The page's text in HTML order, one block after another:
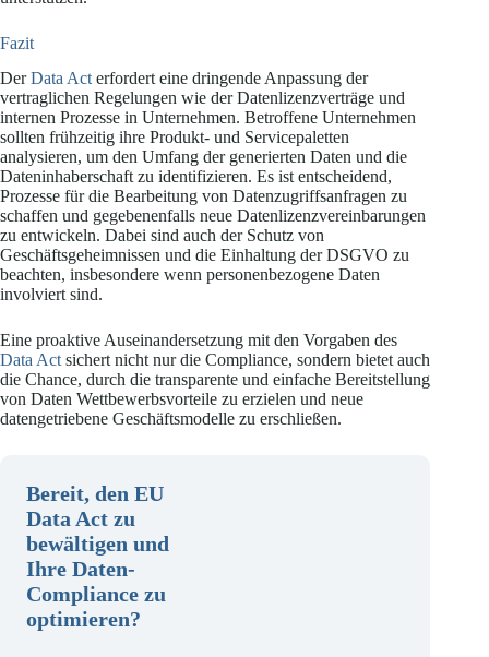
Fazit
DerData Act erfordert eine dringende Anpassung der
vertraglichen Regelungen wie der Datenlizenzverträge und
internen Prozesse in Unternehmen. Betroffene Unternehmen
sollten frühzeitig ihre Produkt- und Servicepaletten
analysieren, um den Umfang der generierten Daten und die
Dateninhaberschaft zu identifizieren. Es ist entscheidend,
Prozesse für die Bearbeitung von Datenzugriffsanfragen zu
schaffen und gegebenenfalls neue Datenlizenzvereinbarungen
zu entwickeln. Dabei sind auch der Schutz von
Geschäftsgeheimnissen und die Einhaltung der DSGVO zu
beachten, insbesondere wenn personenbezogene Daten
involviert sind.
Eine proaktive Auseinandersetzung mit den Vorgaben des
Data Act sichert nicht nur die Compliance, sondern bietet auch
die Chance, durch die transparente und einfache Bereitstellung
von Daten Wettbewerbsvorteile zu erzielen und neue
datengetriebene Geschäftsmodelle zu erschließen.
Bereit, den EU
Data Act zu
bewältigen und
Ihre Daten-
Compliance zu
optimieren?